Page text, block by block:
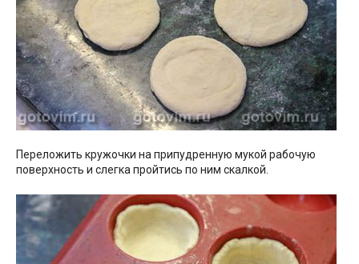
Переложить кружочки на припудренную мукой рабочую
поверхность и слегка пройтись по ним скалкой.